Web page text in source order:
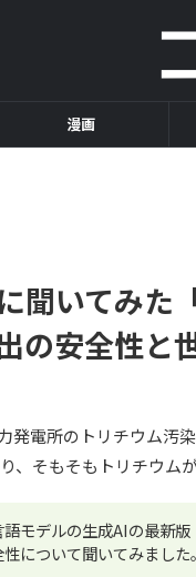
漫画
聞いてみ
の安全性と
発電所のトリチウム汚
、そもそもトリチウム
モデルの生成AIの最新
について聞いてみました。